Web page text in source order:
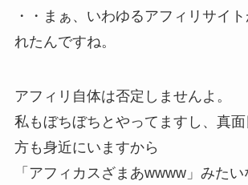
・・まぁ、いわゆるアフィリサイ
れたんですね。
アフィリ自体は否定しませんよ。
私もぼちぼちとやってますし、真
方も身近にいますから
「アフィカスざまあwwww」みた